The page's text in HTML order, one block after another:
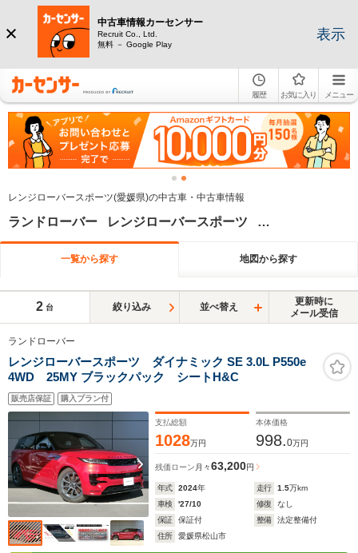
中古車情報カーセンサー
Recruit Co., Ltd.
無料 － Google Play
表示
履歴 お気に入り メニュー
レンジローバースポーツ(愛媛県)の中古車・中古車情報
ランドローバー レンジローバースポーツ 愛媛県
一覧から探す 地図から探す
2 台 絞り込み 並べ替え
更新時に
メール受信
ランドローバー
レンジローバースポーツ ダイナミック SE 3.0L P550e
4WD 25MY ブラックパック シートH&C
販売店保証 購入プラン付
支払総額
1028万円
本体価格
998.0万円
残価ローン 月々63,200円
年式 2024年 走行 1.5万km
車検
'27/10 修復
なし
保証
保証付 整備
法定整備付
住所
愛媛県松山市